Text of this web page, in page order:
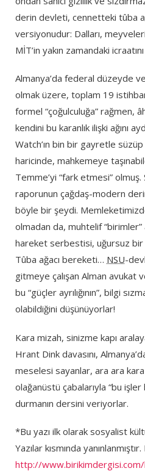
derin devleti, cennetteki tûba
versiyonudur: Dalları,
MİT’in yakın zamandaki
Almanya’da federal düzeyde
olmak üzere, toplam 19
formel “çoğulculuğa” rağmen,
kendini bu karanlık ilişki ağını
Watch’ın bin bir gayretle süzüp
haricinde, mahkemeye
Temme’yi “fark etmesi” olmuş.
raporunun çağdaş-modern
böyle bir şeydi.
olmadan da, muhtelif
hareket serbestisi, uğursuz bir
Tûba ağacı bereketi… NSU-
gitmeye çalışan Alman avukat
bu “güçler ayrılığının”, bilgi
olabildiğini düşünüyorlar!
Kara mizah, sinizme kapı
Hrant Dink davasını,
meselesi sayanlar, ara ara
olağanüstü çabalarıyla “bu
durmanın dersini veriyorlar.
*Bu yazı ilk olarak sosyalist
Yazılar kısmında yanınlanmıştır.
http://